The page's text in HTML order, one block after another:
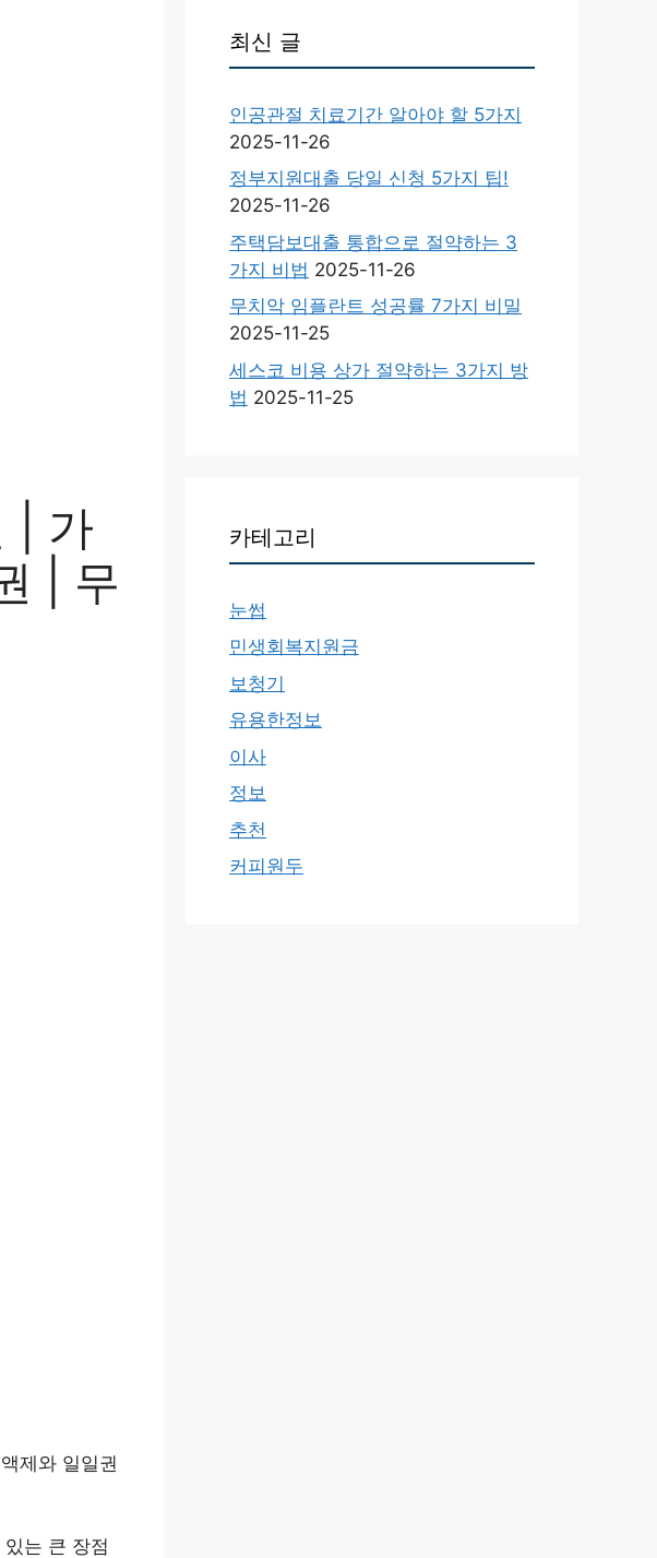
| 가
| 무
제와 일일권
는 큰 장점
최신 글
인공관절 치료기간 알아야 할 5가지
2025-11-26
정부지원대출 당일 신청 5가지 팁!
2025-11-26
주택담보대출 통합으로 절약하는 3
가지 비법 2025-11-26
무치악 임플란트 성공률 7가지 비밀
2025-11-25
세스코 비용 상가 절약하는 3가지 방
법 2025-11-25
카테고리
눈썹
민생회복지원금
보청기
유용한정보
이사
정보
추천
커피원두